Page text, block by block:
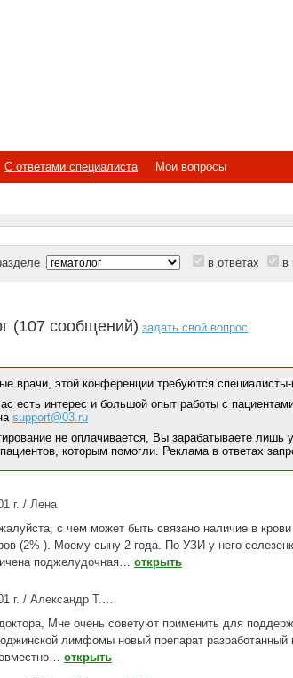
С ответами специалиста
Мои вопросы
в ответах в
(107 сообщений) задать свой вопрос
врачи, этой конференции требуются специалисты-
есть интерес и большой опыт работы с
support@03.ru
не оплачивается, Вы зарабатываете лишь
которым помогли. Реклама в ответах
г. / Лена
с чем может быть связано наличие в
(2% ). Моему сыну 2 года. По УЗИ у него
поджелудочная… открыть
г. / Александр Т.…
Мне очень советуют применить для
лимфомы новый препарат разработанный
открыть